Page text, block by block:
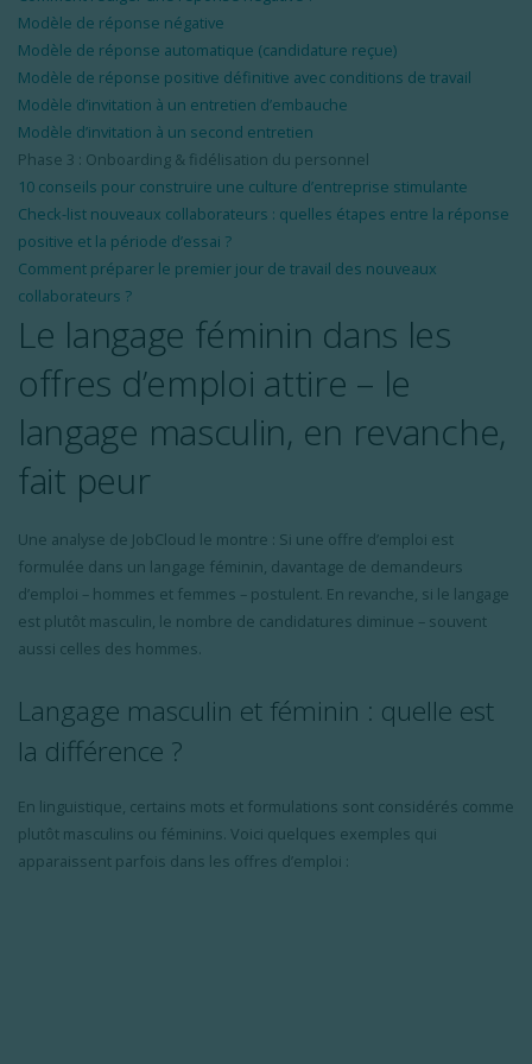
Modèle de réponse négative
Modèle de réponse automatique (candidature reçue)
Modèle de réponse positive définitive avec conditions de travail
Modèle d’invitation à un entretien d’embauche
Modèle d’invitation à un second entretien
Phase 3 : Onboarding & fidélisation du personnel
10 conseils pour construire une culture d’entreprise stimulante
Check-list nouveaux collaborateurs : quelles étapes entre la réponse
positive et la période d’essai ?
Comment préparer le premier jour de travail des nouveaux
collaborateurs ?
Le langage féminin dans les
offres d’emploi attire – le
langage masculin, en revanche,
fait peur
Une analyse de JobCloud le montre : Si une offre d’emploi est
formulée dans un langage féminin, davantage de demandeurs
d’emploi – hommes et femmes – postulent. En revanche, si le langage
est plutôt masculin, le nombre de candidatures diminue – souvent
aussi celles des hommes.
Langage masculin et féminin : quelle est
la différence ?
En linguistique certains mots et formulations sont considérés comme
plutôt masculins ou féminins Voici quelques exemples qui
apparaissent parfois dans les offres d’emploi :